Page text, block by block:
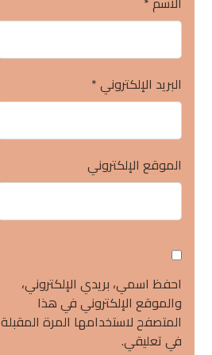
البريد الإلكتروني*
الموقع الإلكتروني
احفظ اسمي، بريدي الإلكتروني،
والموقع الإلكتروني في هذا
المتصفح لاستخدامها المرة المقبلة
في تعليقي.